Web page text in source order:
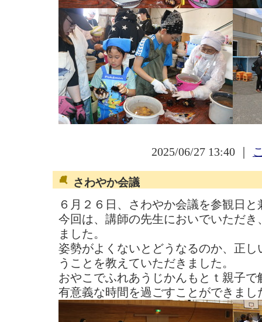
2025/06/27 13:40 ｜
さわやか会議
６月２６日、さわやか会議を参観日
今回は、講師の先生においでいただ
ました。
姿勢がよくないとどうなるのか、正
うことを教えていただきました。
おやこでふれあうじかんもとｔ親子
有意義な時間を過ごすことができまし